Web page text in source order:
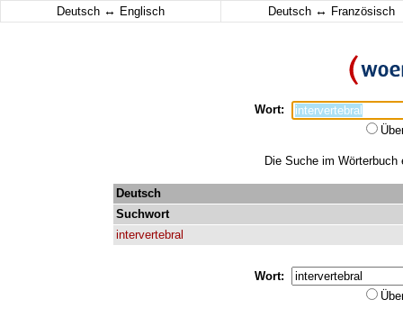
Deutsch ↔ Englisch Deutsch ↔ Französisch
Wort:
Die Suche im
Deutsch
Suchwort
intervertebral
Wort: